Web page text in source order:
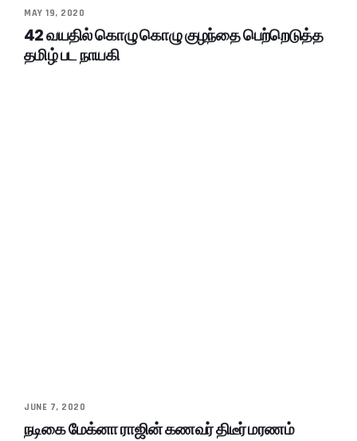
MAY 19, 2020
42 வயதில் கொழு கொழு குழந்தை பெற்றெடுத்த
தமிழ் பட நாயகி
JUNE 7, 2020
நடிகை மேக்னா ராஜின் கணவர் திடீர் மரணம்